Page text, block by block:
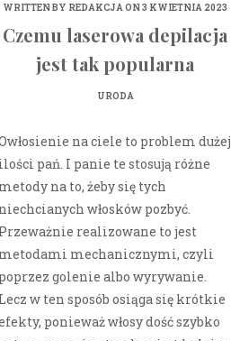
WRITTEN BY REDAKCJAON 3 KWIETNIA 2023
Czemu laserowa depilacja
jest tak popularna
URODA
na ciele to problem dużej
ilości pań. I panie te stosują różne
metody na to, żeby się tych
niechcianych włosków pozbyć.
Przeważnie realizowane to jest
metodami mechanicznymi, czyli
poprzez golenie albo wyrywanie.
Lecz w ten sposób osiąga się krótkie
ponieważ włosy dość szybko